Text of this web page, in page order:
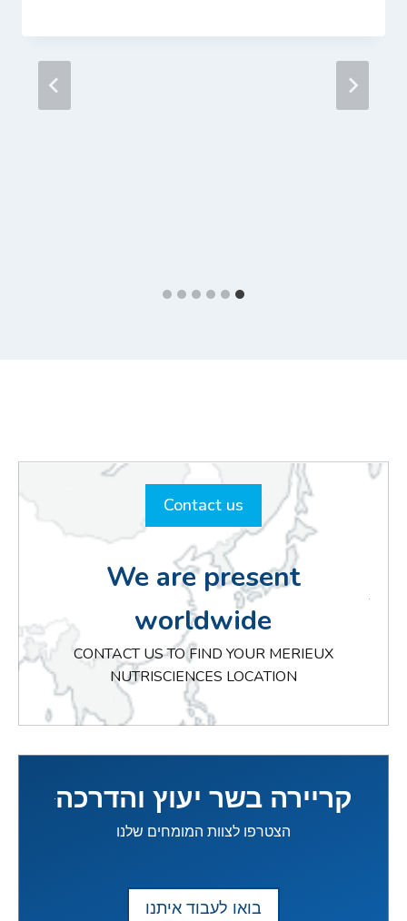
Contact us
We are present
worldwide
CONTACT US TO FIND YOUR MERIEUX
NUTRISCIENCES LOCATION
קריירה בשר יעוץ והדרכה
הצטרפו לצוות המומחים שלנו
בואו לעבוד איתנו